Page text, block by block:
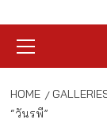
Menu
HOME
“วันรพี”